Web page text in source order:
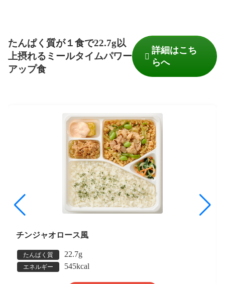
たんぱく質が１食で22.7g以
上摂れるミールタイムパワー
アップ食
詳細はこち
らへ
チンジャオロース風
たんぱく質 22.7g
エネルギー 545kcal